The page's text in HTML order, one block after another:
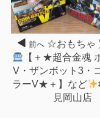
前へ ☆おもちゃ
【＋★超合金魂
V・ザンボット3・
ラーV★＋】など
見岡山店